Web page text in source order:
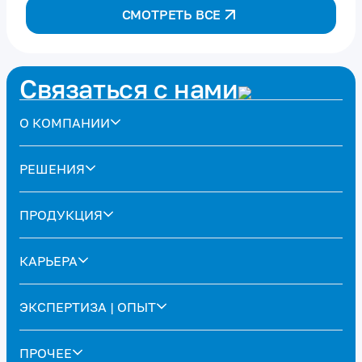
СМОТРЕТЬ ВСЕ
Связаться с нами
О КОМПАНИИ
РЕШЕНИЯ
ПРОДУКЦИЯ
КАРЬЕРА
ЭКСПЕРТИЗА | ОПЫТ
ПРОЧЕЕ